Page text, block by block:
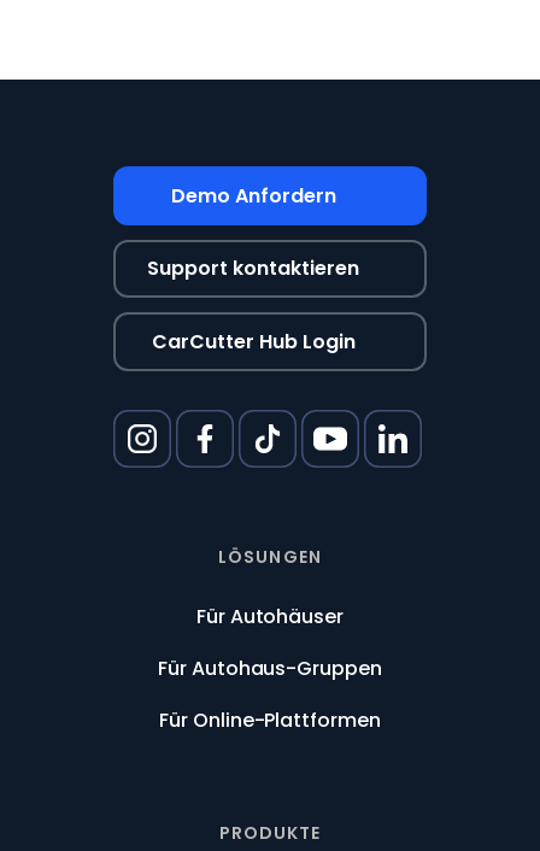
LÖSUNGEN
Für Autohäuser
Für Autohaus-Gruppen
Für Online-Plattformen
PRODUKTE
Demo Anfordern
Support kontaktieren
CarCutter Hub Login